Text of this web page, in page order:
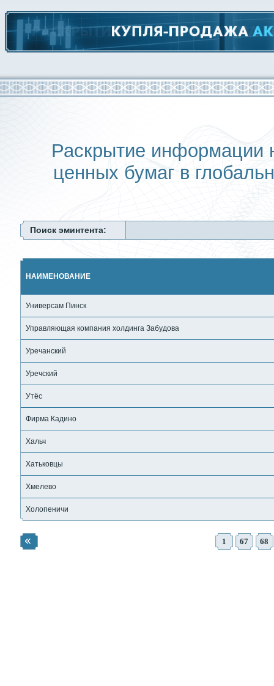
Раскрытие информации
ценных бумаг в
Поиск эминтента:
НАИМЕНОВАНИЕ
Универсам Пинск
Управляющая компания холдинга Забудова
Уречанский
Уречский
Утёс
Фирма Кадино
Хальч
Хатьковцы
Хмелево
Холопеничи
1 67 68